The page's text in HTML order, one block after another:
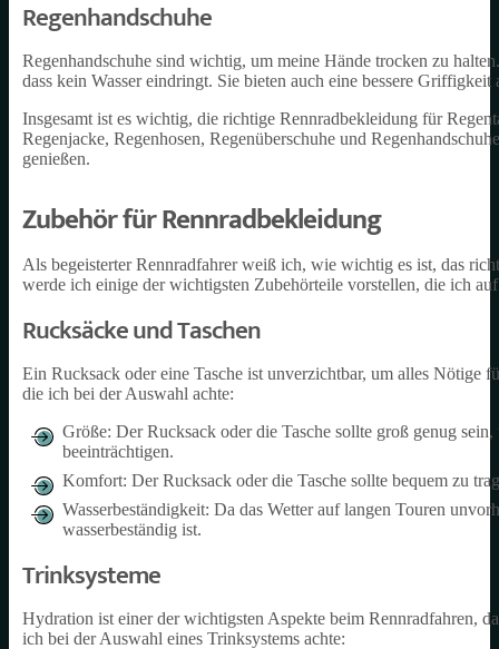
Regenhandschuhe
Regenhandschuhe sind wichtig, um meine Hände trocken zu
dass kein Wasser eindringt. Sie bieten auch eine bessere
Insgesamt ist es wichtig, die richtige Rennradbekleidung für
Regenjacke, Regenhosen, Regenüberschuhe und
genießen.
Zubehör für Rennradbekleidung
Als begeisterter Rennradfahrer weiß ich, wie wichtig es ist, das
werde ich einige der wichtigsten Zubehörteile vorstellen, die ich
Rucksäcke und Taschen
Ein Rucksack oder eine Tasche ist unverzichtbar, um alles Nötige
die ich bei der Auswahl achte:
Größe: Der Rucksack oder die Tasche sollte groß genug
beeinträchtigen.
Komfort: Der Rucksack oder die Tasche sollte bequem zu
Wasserbeständigkeit: Da das Wetter auf langen Touren
wasserbeständig ist.
Trinksysteme
Hydration ist einer der wichtigsten Aspekte beim Rennradfahren,
ich bei der Auswahl eines Trinksystems achte: